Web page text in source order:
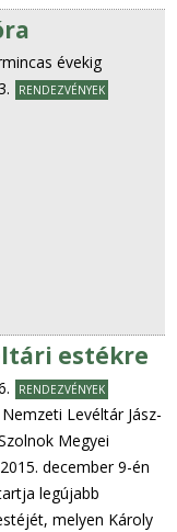
évekig
RENDEZVÉNYEK
estékre
RENDEZVÉNYEK
Levéltár Jász-
Megyei
december 9-én
legújabb
melyen Károly